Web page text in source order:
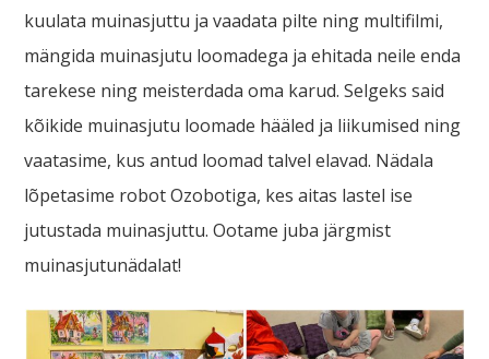
kuulata muinasjuttu ja vaadata pilte ning multifilmi,
mängida muinasjutu loomadega ja ehitada neile enda
tarekese ning meisterdada oma karud. Selgeks said
kõikide muinasjutu loomade hääled ja liikumised ning
vaatasime, kus antud loomad talvel elavad. Nädala
lõpetasime robot Ozobotiga, kes aitas lastel ise
jutustada muinasjuttu. Ootame juba järgmist
muinasjutunädalat!